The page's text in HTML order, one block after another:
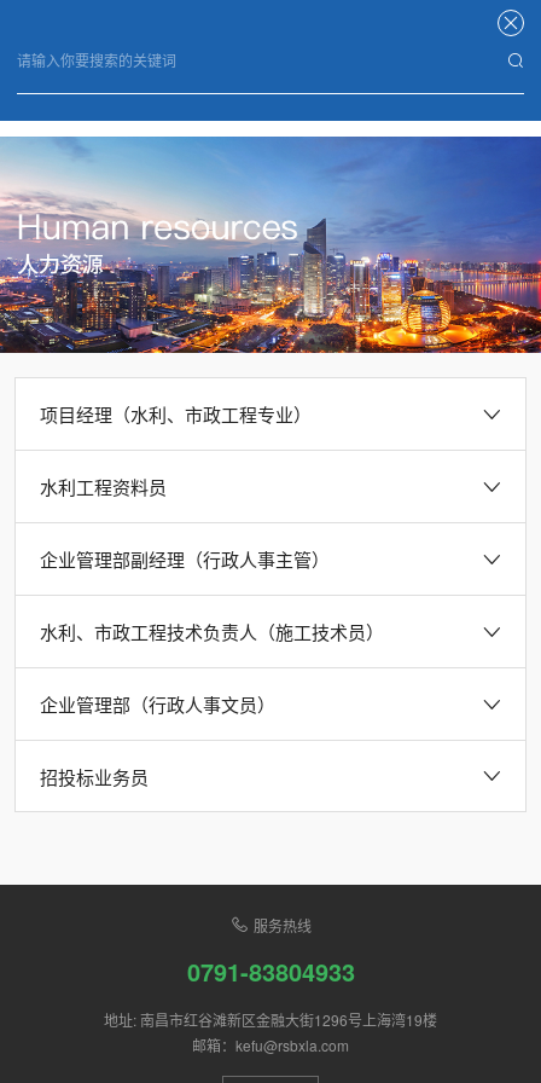
项目经理（水利、市政工程专业）
水利工程资料员
企业管理部副经理（行政人事主管）
水利、市政工程技术负责人（施工技术员）
企业管理部（行政人事文员）
招投标业务员
服务热线
0791-83804933
地址: 南昌市红谷滩新区金融大街1296号上海湾19楼
邮箱：kefu@rsbxla.com